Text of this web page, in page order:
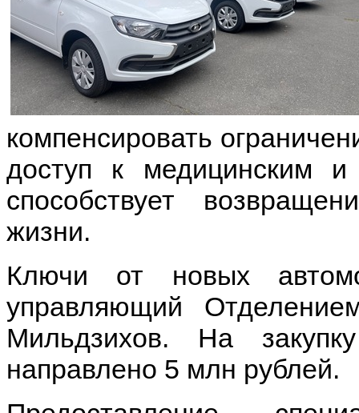
компенсировать
доступ к медицинским
способствует
жизни.
Ключи от новых
управляющий
Мильдзихов. На
направлено 5 млн рублей.